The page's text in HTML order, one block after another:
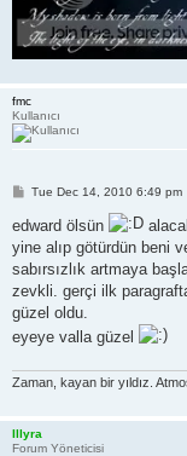
fmc
Kullanıcı
P
s
t
Tue Dec 14, 2010 6:49 pm
edward ölsün
yine alıp götürdün beni
sabırsızlık artmaya
zevkli. gerçi ilk
güzel oldu.
eyeye valla güzel
Zaman, kayan bir yıldız.
Illyra
Forum Yöneticisi